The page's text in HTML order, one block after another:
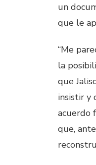
un
que le
“Me
la
que
insistir y
acuerdo
que,